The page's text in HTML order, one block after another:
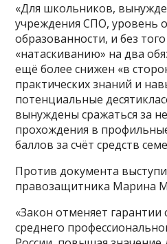
«Для школьников,
учреждения СПО, уровень
образованности, и без
«натаскиванию» на два
ещё более снижен «в
практических знаний и
потенциальные
вынуждены сражаться за
прохождения в
баллов за счёт средств
Против документа
правозащитника Марина
«Закон отменяет гарантии
среднего